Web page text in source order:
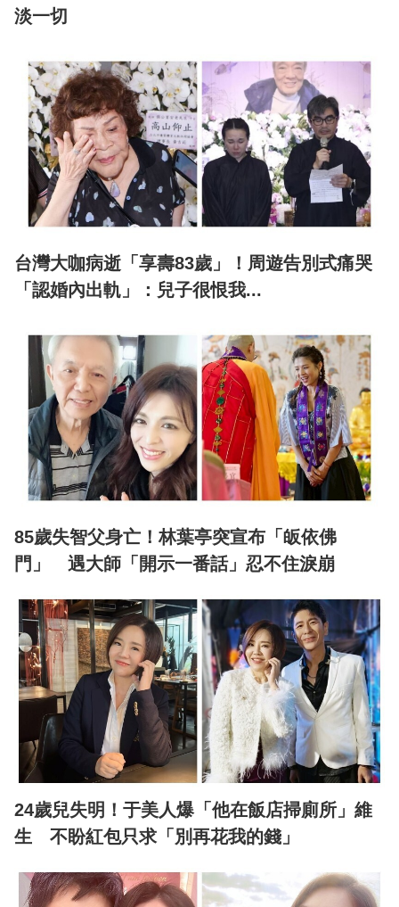
淡一切
台灣大咖病逝「享壽83歲」！周遊告別式痛哭
「認婚內出軌」：兒子很恨我...
85歲失智父身亡！林葉亭突宣布「皈依佛
門」 遇大師「開示一番話」忍不住淚崩
24歲兒失明！于美人爆「他在飯店掃廁所」維
生 不盼紅包只求「別再花我的錢」